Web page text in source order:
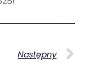
Następny